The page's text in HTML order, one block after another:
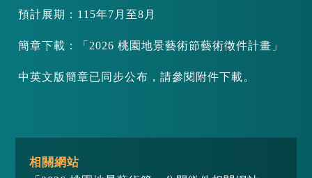
預計展期：115年7月至8月
簡章下載：「2026 桃園地景藝術節藝術徵件計畫」
中英文版簡章已同步公布，請參閱附件下載。
相關網站